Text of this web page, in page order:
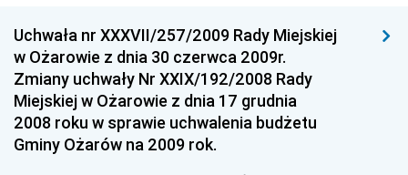
Dziennik Urzędowy Głównego Urzędu Miar
Dziennik Urzędowy Ministra Rolnictwa i Rozwoju Wsi
Dziennik Urzędowy Ministra Edukacji Narodowej i
Sportu
Dziennik Urzędowy Ministra Edukacji i Nauki
Uchwała nr XXXVII/257/2009 Rady Miejskiej
w Ożarowie z dnia 30 czerwca 2009r.
Zmiany uchwały Nr XXIX/192/2008 Rady
Miejskiej w Ożarowie z dnia 17 grudnia
2008 roku w sprawie uchwalenia budżetu
Gminy Ożarów na 2009 rok.